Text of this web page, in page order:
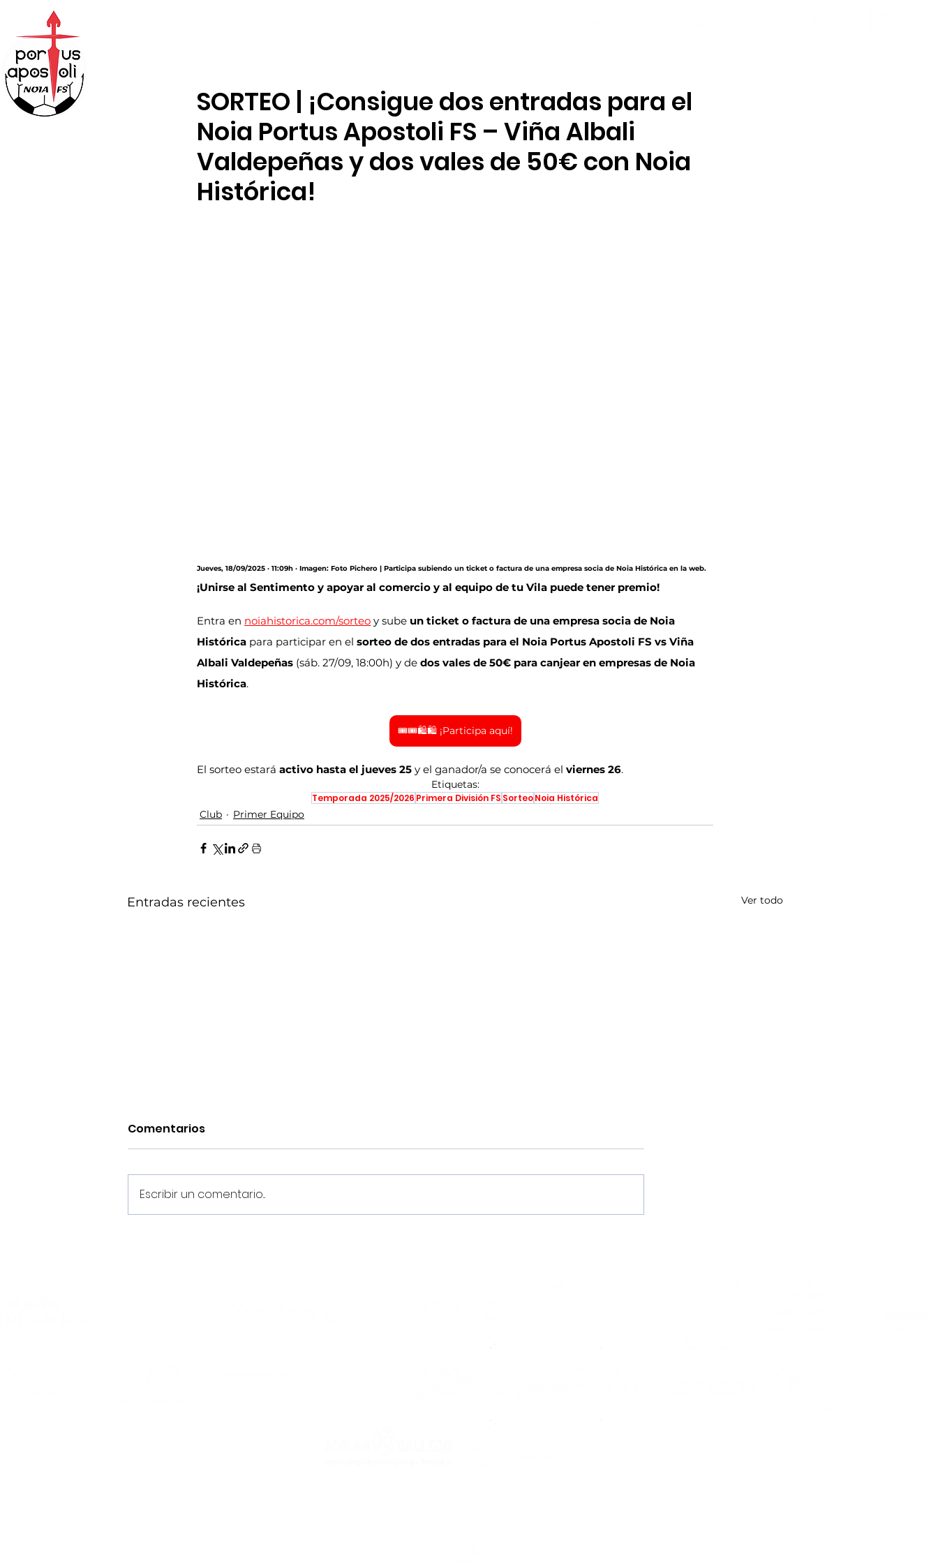
SORTEO | ¡Consigue dos entradas para el
Noia Portus Apostoli FS – Viña Albali
Valdepeñas y dos vales de 50€ con Noia
Histórica!
Jueves, 18/09/2025 · 11:09h · Imagen: Foto Pichero | Participa subiendo un ticket o factura de una empresa socia de Noia Histórica en la web.
¡Unirse al Sentimento y apoyar al comercio y al equipo de tu Vila puede tener premio!
Entra en noiahistorica.com/sorteo y sube un ticket o factura de una empresa socia de Noia
Histórica para participar en el sorteo de dos entradas para el Noia Portus Apostoli FS vs Viña
Albali Valdepeñas (sáb. 27/09, 18:00h) y de dos vales de 50€ para canjear en empresas de Noia
Histórica.
🎟️🎟️🛍️🛍️ ¡Participa aquí!
El sorteo estará activo hasta el jueves 25 y el ganador/a se conocerá el viernes 26.
Etiquetas:
Temporada 2025/2026 Primera División FS SorteoNoia Histórica
Club Primer Equipo
Entradas recientes Ver todo
Comentarios
Escribir un comentario...